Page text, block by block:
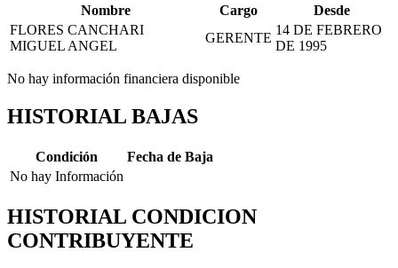
Nombre Cargo
Desde
FLORES CANCHARI
MIGUEL ANGEL
GERENTE
14 DE FEBRERO
DE 1995
No hay información financiera disponible
HISTORIAL BAJAS
Condición
Fecha de Baja
No hay Información
HISTORIAL CONDICION
CONTRIBUYENTE